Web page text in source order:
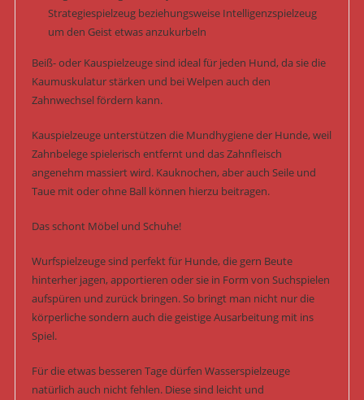
Strategiespielzeug beziehungsweise Intelligenzspielzeug
um den Geist etwas anzukurbeln
Beiß- oder Kauspielzeuge sind ideal für jeden Hund, da sie die
Kaumuskulatur stärken und bei Welpen auch den
Zahnwechsel fördern kann.
Kauspielzeuge unterstützen die Mundhygiene der Hunde, weil
Zahnbelege spielerisch entfernt und das Zahnfleisch
angenehm massiert wird. Kauknochen, aber auch Seile und
Taue mit oder ohne Ball können hierzu beitragen.
Das schont Möbel und Schuhe!
Wurfspielzeuge sind perfekt für Hunde, die gern Beute
hinterher jagen, apportieren oder sie in Form von Suchspielen
aufspüren und zurück bringen. So bringt man nicht nur die
körperliche sondern auch die geistige Ausarbeitung mit ins
Spiel.
Für die etwas besseren Tage dürfen Wasserspielzeuge
natürlich auch nicht fehlen. Diese sind leicht und